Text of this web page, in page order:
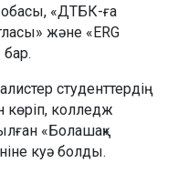
«ДТБК-ға
және «ERG
студенттердің
көріп, колледж
«Болашақ»
куә болды.